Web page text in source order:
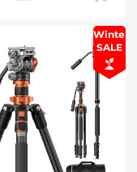
Winter
SALE